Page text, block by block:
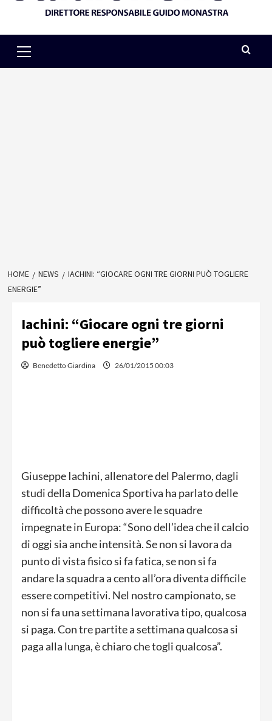
Menu
HOME NEWS
IACHINI: “GIOCARE OGNI TRE GIORNI PUÒ TOGLIERE
ENERGIE”
Iachini: “Giocare ogni tre giorni
può togliere energie”
Benedetto Giardina 26/01/2015 00:03
Giuseppe Iachini, allenatore del Palermo, dagli
studi della Domenica Sportiva ha parlato delle
difficoltà che possono avere le squadre
impegnate in Europa: “Sono dell’idea che il calcio
di oggi sia anche intensità. Se non si lavora da
punto di vista fisico si fa fatica, se non si fa
andare la squadra a cento all’ora diventa difficile
essere competitivi. Nel nostro campionato, se
non si fa una settimana lavorativa tipo, qualcosa
si paga. Con tre partite a settimana qualcosa si
paga alla lunga, è chiaro che togli qualcosa”.